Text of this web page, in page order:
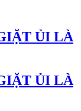
ỦI LÀ
ỦI LÀ